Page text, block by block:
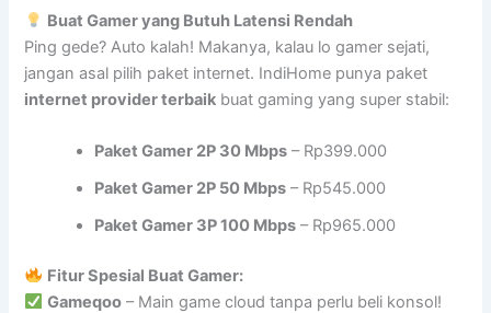
Buat Gamer yang Butuh Latensi Rendah
Ping gede? Auto kalah! Makanya, kalau lo gamer sejati,
jangan asal pilih paket internet. IndiHome punya paket
internet provider terbaik buat gaming yang super stabil:
Paket Gamer 2P 30 Mbps – Rp399.000
Paket Gamer 2P 50 Mbps – Rp545.000
Paket Gamer 3P 100 Mbps – Rp965.000
Fitur Spesial Buat Gamer:
Gameqoo – Main game cloud tanpa perlu beli konsol!